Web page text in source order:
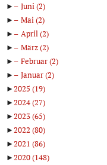
►
Juni(2)
►
Mai(2)
►
April(2)
►
März(2)
►
Februar(2)
►
Januar(2)
►2025 (19)
►2024(27)
►2023(65)
►2022 (80)
►2021 (86)
►2020(148)